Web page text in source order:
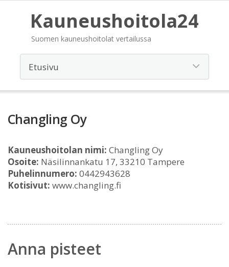
Kauneushoitola24
Suomen kauneushoitolat vertailussa
Changling Oy
Kauneushoitolan nimi: Changling Oy
Osoite: Näsilinnankatu 17, 33210 Tampere
Puhelinnumero: 0442943628
Kotisivut: www.changling.fi
Anna pisteet